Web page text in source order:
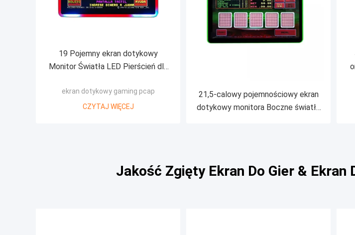
19 Pojemny ekran dotykowy
Monitor Światła LED Pierścień dla
ekran dotykowy gaming pcap
CZYTAJ WIĘCEJ
21,5-calowy pojemnościowy ekran
dotykowy monitora Boczne światło
Jakość Zgięty Ekran Do Gier & Ekran